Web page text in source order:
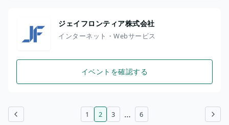
ジェイフロンティア株式会社
インターネット・Webサービス
イベントを確認する
前のページ 次のページ
1 2 3 …
6